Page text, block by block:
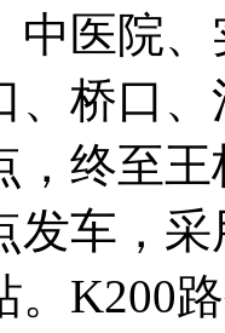
中医院
、桥口
，终至
发车，
K200